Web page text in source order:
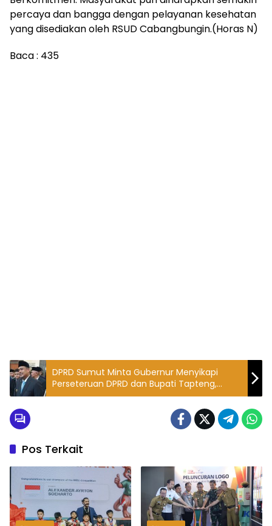
percaya dan bangga dengan pelayanan kesehatan
yang disediakan oleh RSUD Cabangbungin.(Horas N)
Baca : 435
DPRD Sumut Minta Gubernur Menyikapi
Perseteruan DPRD dan Bupati Tapteng,
Bobby : Nanti Kita Cari Solusinya
Pos Terkait